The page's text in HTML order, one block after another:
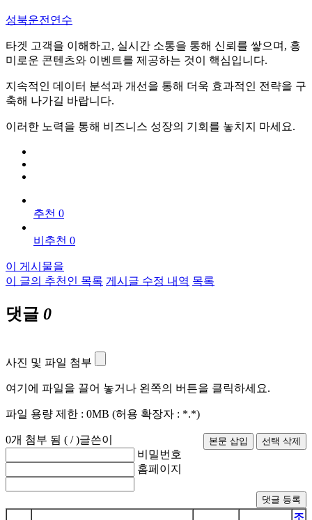
성북운전연수
타겟 고객을 이해하고, 실시간 소통을 통해 신뢰를 쌓으며, 흥
미로운 콘텐츠와 이벤트를 제공하는 것이 핵심입니다.
지속적인 데이터 분석과 개선을 통해 더욱 효과적인 전략을 구
축해 나가길 바랍니다.
이러한 노력을 통해 비즈니스 성장의 기회를 놓치지 마세요.
추천 0
비추천 0
이 게시물을
이 글의 추천인 목록 게시글 수정 내역 목록
댓글 0
사진 및 파일 첨부
여기에 파일을 끌어 놓거나 왼쪽의 버튼을 클릭하세요.
파일 용량 제한 : 0MB (허용 확장자 : *.*)
0개 첨부 됨 ( /)글쓴이
비밀번호
홈페이지
댓글 등록
조